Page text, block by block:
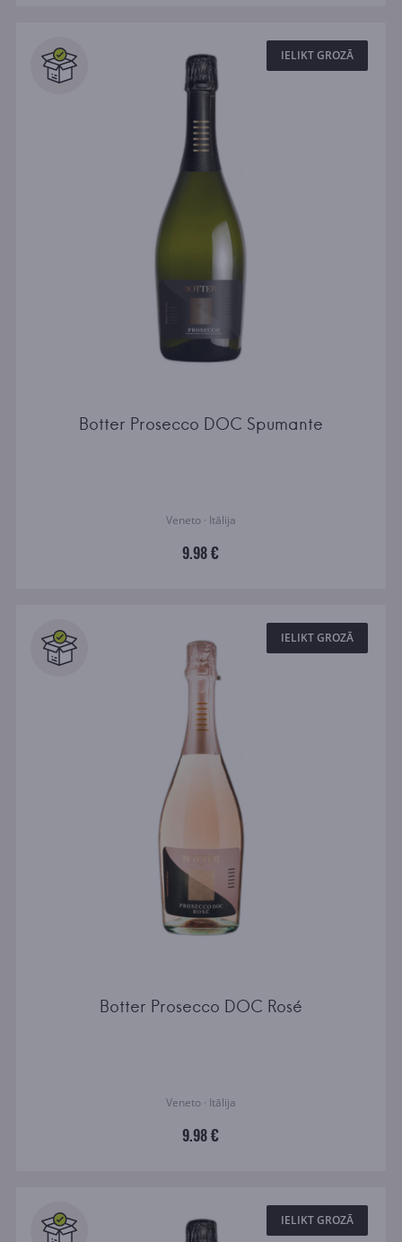
IELIKT GROZĀ
Botter Prosecco DOC Spumante
Veneto · Itālija
9.98 €
IELIKT GROZĀ
Botter Prosecco DOC Rosé
Veneto · Itālija
9.98 €
IELIKT GROZĀ